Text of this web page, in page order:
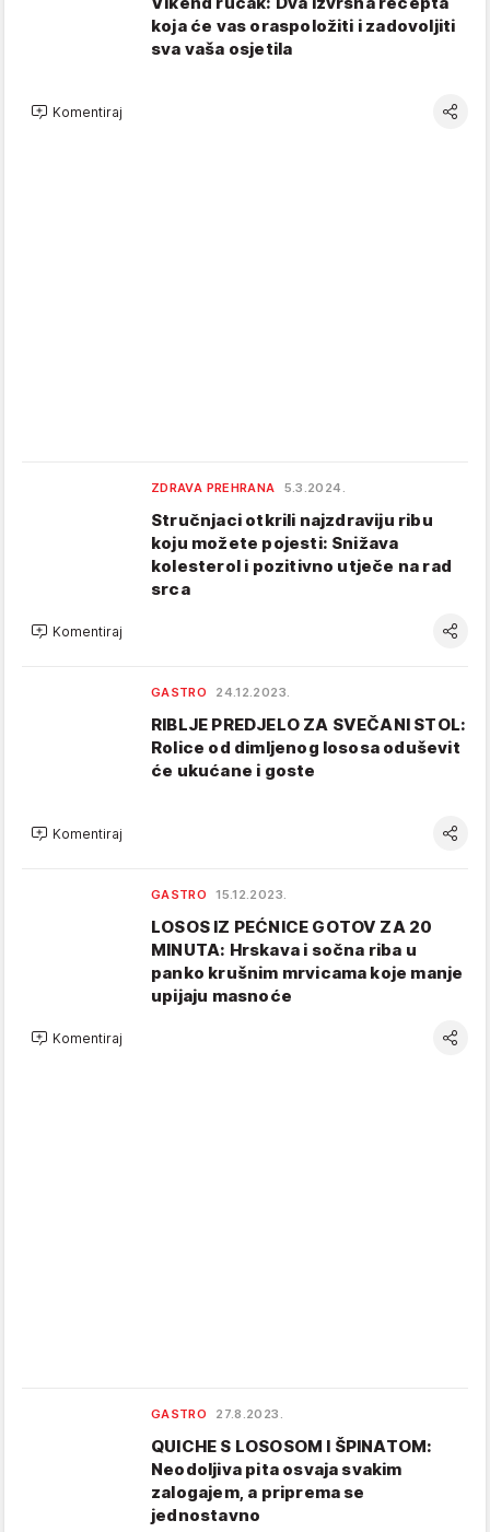
koja će vas oraspoložiti i zadovoljiti
sva vaša osjetila
Komentiraj
ZDRAVA PREHRANA 5.3.2024.
Stručnjaci otkrili najzdraviju ribu
koju možete pojesti: Snižava
kolesterol i pozitivno utječe na rad
srca
Komentiraj
GASTRO 24.12.2023.
RIBLJE PREDJELO ZA SVEČANI STOL:
Rolice od dimljenog lososa oduševit
će ukućane i goste
Komentiraj
GASTRO 15.12.2023.
LOSOS IZ PEĆNICE GOTOV ZA 20
MINUTA: Hrskava i sočna riba u
panko krušnim mrvicama koje manje
upijaju masnoće
Komentiraj
GASTRO 27.8.2023.
QUICHE S LOSOSOM I ŠPINATOM:
Neodoljiva pita osvaja svakim
zalogajem, a priprema se
jednostavno